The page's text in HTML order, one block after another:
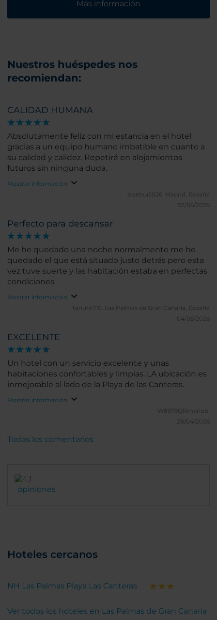
Más información
Nuestros huéspedes nos
recomiendan:
CALIDAD HUMANA
Absolutamente feliz con mi estancia en el hotel
gracias a un equipo humano imbatible en cuanto a
su calidad y calidez. Repetiré en alojamientos
futuros sin ninguna duda.
Mostrar información
josetxu2026. Madrid, España
02/06/2026
Perfecto para descansar
Me he quedado una noche normalmente me he
quedado el que está situado justo detrás pero esta
vez tuve suerte y las habitación estaba en perfectas
condiciones
Mostrar información
taruno710.
Las Palmas de Gran Canaria, España
04/05/2026
EXCELENTE
Un hotel con un servicio excelente y unas
habitaciones confortables y limpias. LA ubicación es
inmejorable al lado de la Playa de las Canteras.
Mostrar información
W8979QRmariob.
28/04/2026
opiniones
Todos los comentarios
Hoteles cercanos
NH Las Palmas Playa Las Canteras
Ver todos los hoteles en Las Palmas de Gran Canaria